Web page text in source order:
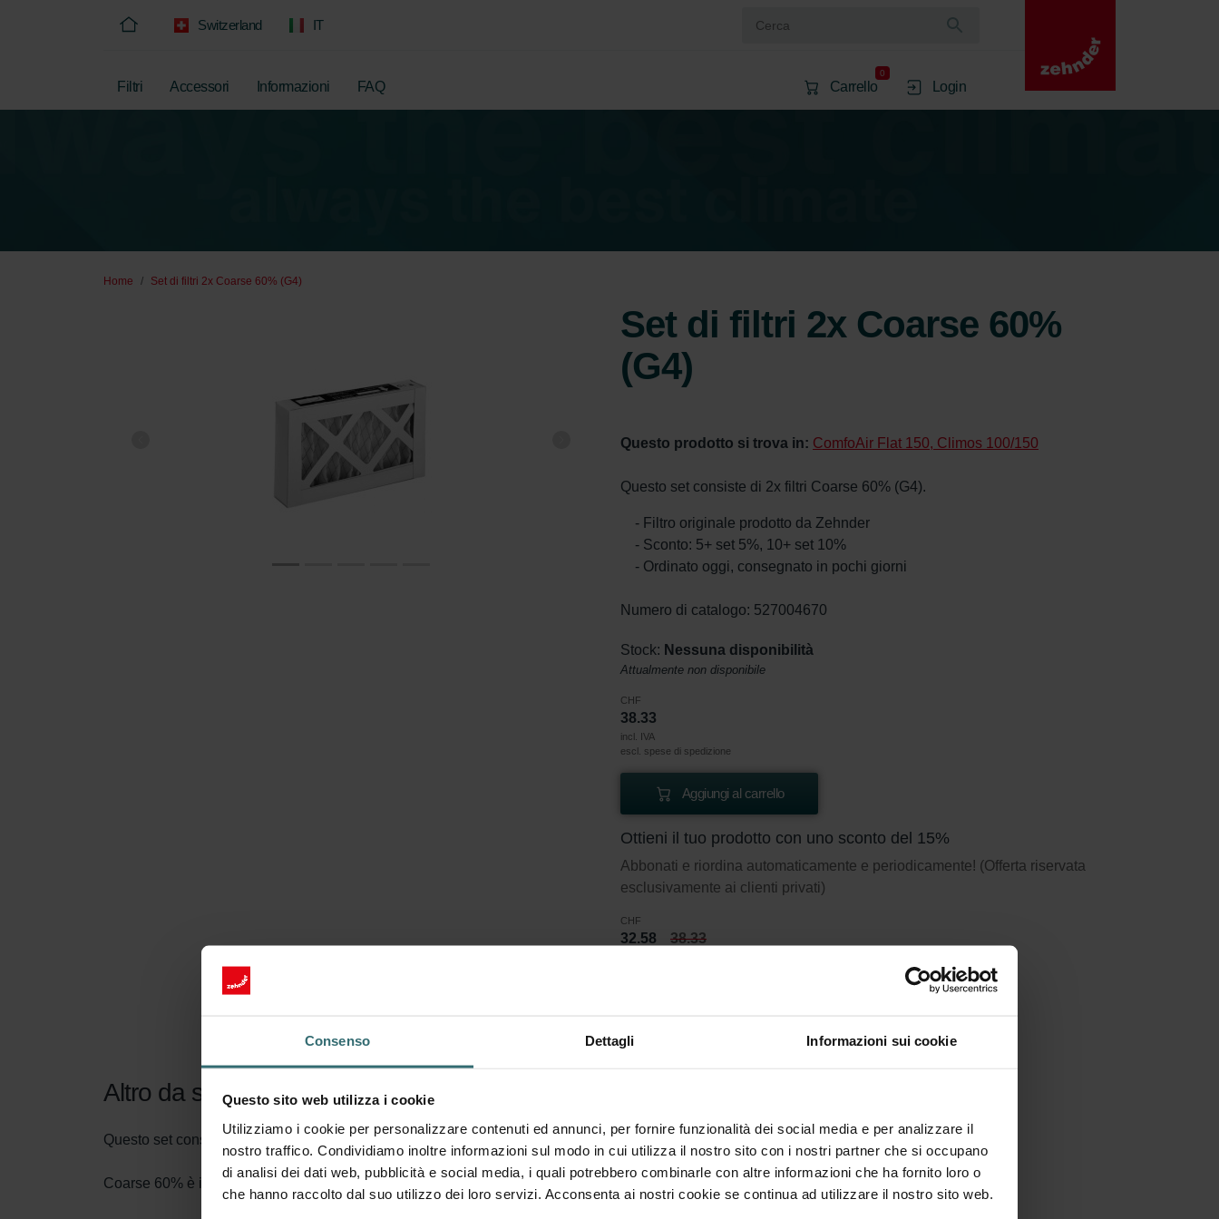
Consenso Dettagli Informazioni sui cookie
Questo sito web utilizza i cookie
Utilizziamo i cookie per personalizzare contenuti ed annunci, per fornire funzionalità dei social media e per analizzare il
nostro traffico. Condividiamo inoltre informazioni sul modo in cui utilizza il nostro sito con i nostri partner che si occupano
di analisi dei dati web, pubblicità e social media, i quali potrebbero combinarle con altre informazioni che ha fornito loro o
che hanno raccolto dal suo utilizzo dei loro servizi. Acconsenta ai nostri cookie se continua ad utilizzare il nostro sito web.
Switzerland IT
Filtri Accessori Informazioni FAQ Carrello
0
Login
Home Set di filtri 2x Coarse 60% (G4)
Set di filtri 2x Coarse 60%
(G4)
Questo prodotto si trova in: ComfoAir Flat 150, Climos 100/150
Questo set consiste di 2x filtri Coarse 60% (G4).
- Filtro originale prodotto da Zehnder
- Sconto: 5+ set 5%, 10+ set 10%
- Ordinato oggi, consegnato in pochi giorni
Numero di catalogo: 527004670
Stock: Nessuna disponibilità
Attualmente non disponibile
CHF
38.33
incl. IVA
escl. spese di spedizione
Aggiungi al carrello
Ottieni il tuo prodotto con uno sconto del 15%
Abbonati e riordina automaticamente e periodicamente! (Offerta riservata
esclusivamente ai clienti privati)
CHF
32.58 38.33
Altro da sapere sul nostro Set di filtri 2x Coarse 60% (G4)
Questo set consiste di 2x filtri Coarse 60% (G4).
Coarse 60% è il nome secondo il nuovo standard di filtri ISO 16890. Coarse si riferisce a particelle >10 micron.